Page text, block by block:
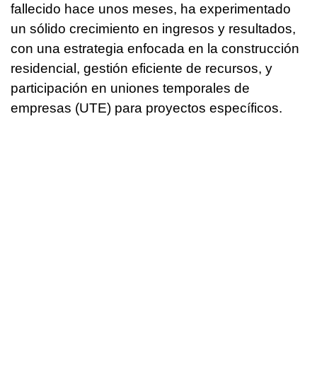
fallecido hace unos meses, ha experimentado
un sólido crecimiento en ingresos y resultados,
con una estrategia enfocada en la construcción
residencial, gestión eficiente de recursos, y
participación en uniones temporales de
empresas (UTE) para proyectos específicos.